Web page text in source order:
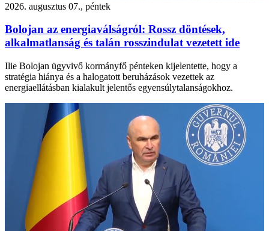
2026. augusztus 07., péntek
Bolojan az energiaválságról: Rossz döntések,
alkalmatlanság és talán rosszindulat vezetett ide
Ilie Bolojan ügyvivő kormányfő pénteken kijelentette, hogy a
stratégia hiánya és a halogatott beruházások vezettek az
energiaellátásban kialakult jelentős egyensúlytalanságokhoz.